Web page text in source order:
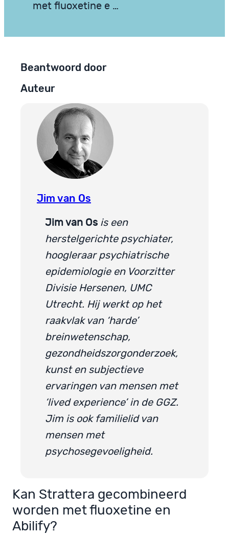
met fluoxetine e …
Beantwoord door
Auteur
Jim van Os
Jim van Os is een
herstelgerichte psychiater,
hoogleraar psychiatrische
epidemiologie en Voorzitter
Divisie Hersenen, UMC
Utrecht. Hij werkt op het
raakvlak van ‘harde’
breinwetenschap,
gezondheidszorgonderzoek,
kunst en subjectieve
ervaringen van mensen met
‘lived experience’ in de GGZ.
Jim is ook familielid van
mensen met
psychosegevoeligheid.
Kan Strattera gecombineerd
worden met fluoxetine en
Abilify?